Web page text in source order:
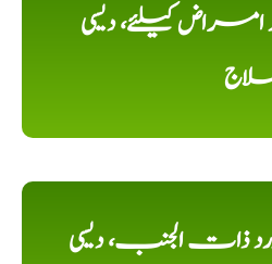
امراض کیلئے، دیسی
ذات الجنب، دیسی